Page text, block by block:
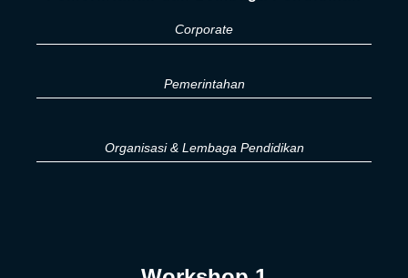
Corporate
Pemerintahan
Organisasi & Lembaga Pendidikan